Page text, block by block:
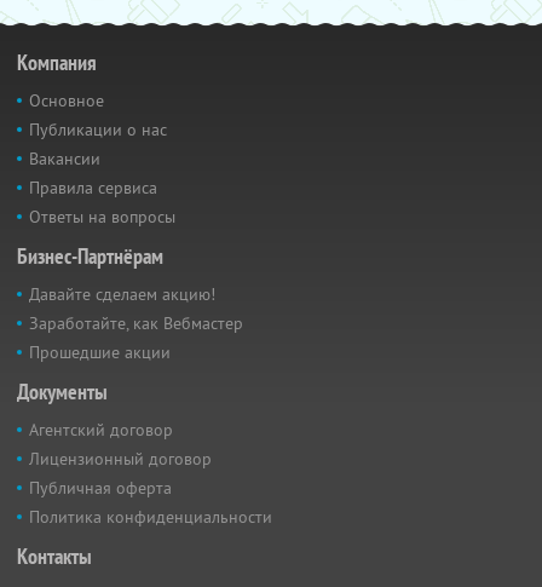
Компания
Основное
Публикации о нас
Вакансии
Правила сервиса
Ответы на вопросы
Бизнес-Партнёрам
Давайте сделаем акцию!
Заработайте, как Вебмастер
Прошедшие акции
Документы
Агентский договор
Лицензионный договор
Публичная оферта
Политика конфиденциальности
Контакты